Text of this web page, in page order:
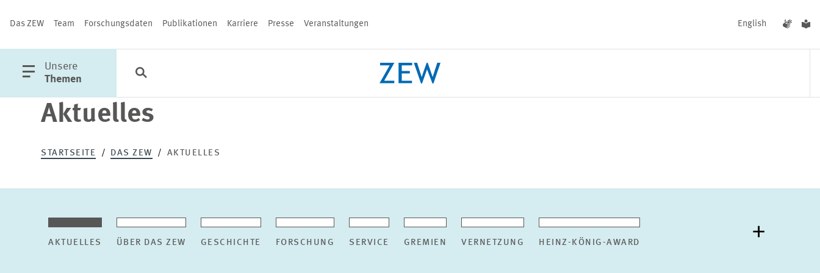
Das ZEW Team Forschungsdaten Publikationen Karriere Presse Veranstaltungen English
öffne
Hauptmenü
Unsere
Themen
Kategorien
Schließen
Aktuelles
STARTSEITE DAS ZEW AKTUELLES
AKTUELLES ÜBER DAS ZEW GESCHICHTE FORSCHUNG SERVICE GREMIEN VERNETZUNG HEINZ-KÖNIG-AWARD